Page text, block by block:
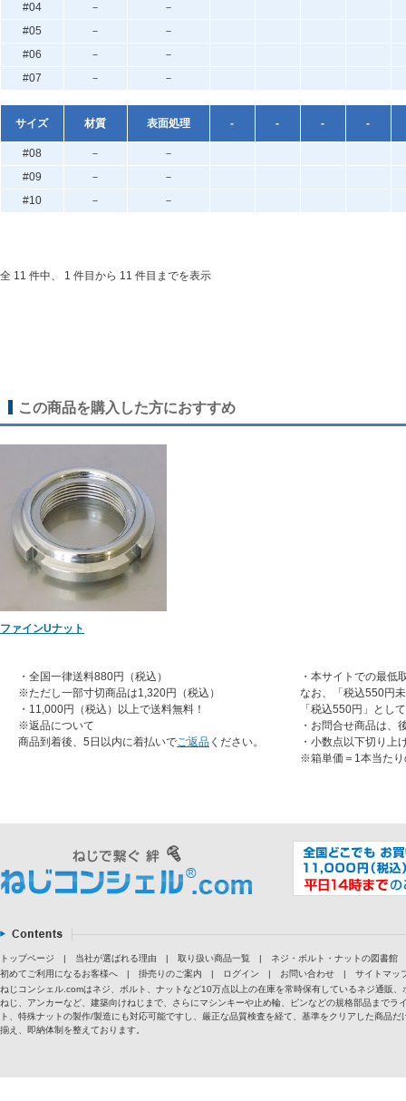
#04
－
－
#05
－
－
#06
－
－
#07
－ －
サイズ 材質 表面処理 - - - -
#08 －
－
#09
－
－
#10
－ －
全 11 件中、 1 件目から 11 件目までを表示
この商品を購入した方におすすめ
ファインUナット
・全国一律送料880円（税込）
※ただし一部寸切商品は1,320円（税込）
・11,000円（税込）以上で送料無料！
※返品について
商品到着後、5日以内に着払いでご返品 ください。
・本サイトでの最低
なお、「税込550円
「税込550円」とし
・お問合せ商品は、
・小数点以下切り上
※箱単価＝1本当たり
トップページ | 当社が選ばれる理由 | 取り扱い商品一覧 |
ネジ・ボルト・ナットの図書館
初めてご利用になるお客様へ
| 掛売りのご案内 | ログイン | お問い合わせ |
サイトマッ
ねじコンシェル.comはネジ、ボルト、ナットなど10万点以上の在庫を常時保有しているネジ通販
ねじ、アンカーなど、建築向けねじまで、さらにマシンキーや止め輪、ピンなどの規格部品まで
ト、特殊ナットの製作/製造にも対応可能ですし、厳正な品質検査を経て、基準をクリアした商品
揃え、即納体制を整えております。